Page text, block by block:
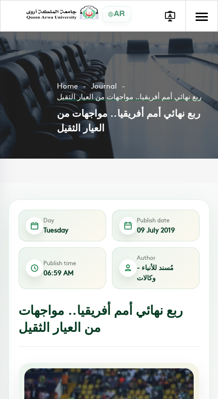
AR
Home
Journal
ربع نهائي أمم أفريقيا.. مواجهات من العيار الثقيل
ربع نهائي أمم أفريقيا.. مواجهات من
العيار الثقيل
Day
Tuesday
Publish date
09 July 2019
Publish time
06:59 AM
Author
مُسند للأنباء -
وكالات
ربع نهائي أمم أفريقيا.. مواجهات
من العيار الثقيل